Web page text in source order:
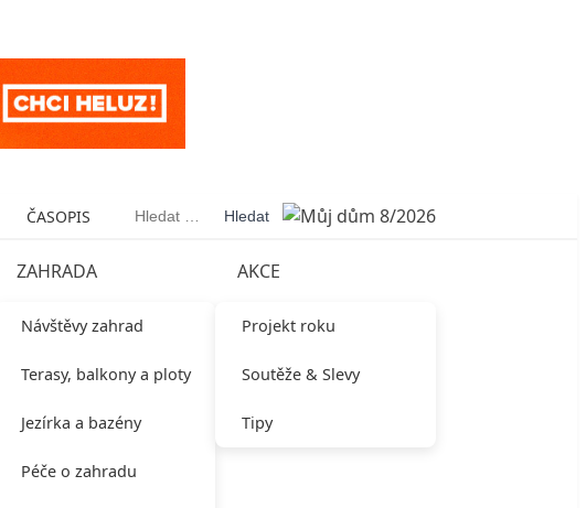
ČASOPIS Vyhledávání
ZAHRADA
Návštěvy zahrad
Terasy, balkony a ploty
Jezírka a bazény
Péče o zahradu
AKCE
Projekt roku
Soutěže & Slevy
Tipy